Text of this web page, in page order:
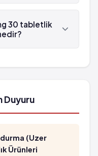
tabletlik ambalaj ,
30 tabletlik
Duyuru
(Uzer
Ürünleri